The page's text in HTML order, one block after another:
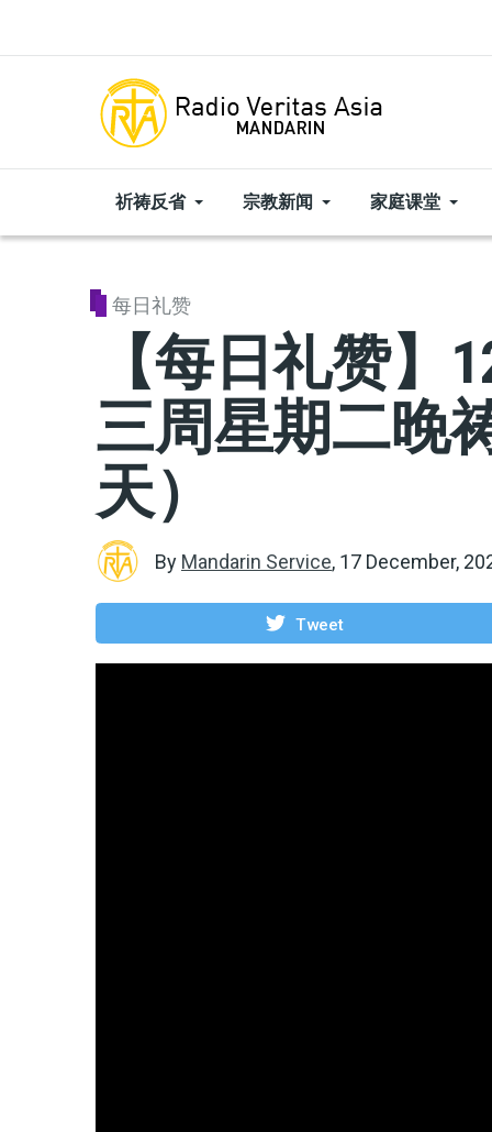
祈祷反省 宗教新闻 家庭课堂
每日礼赞
【每日礼赞】
三周星期二晚
天）
By Mandarin Service, 17 December,
Tweet